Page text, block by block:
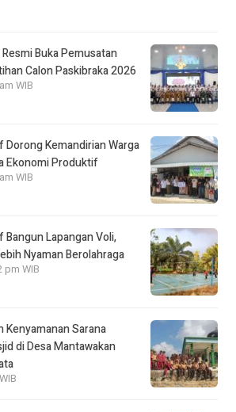
Buka Pemusatan
Calon Paskibraka 2026
WIB
Dorong Kemandirian Warga
Ekonomi Produktif
WIB
Bangun Lapangan Voli,
Nyaman Berolahraga
pm WIB
Kenyamanan Sarana
di Desa Mantawakan